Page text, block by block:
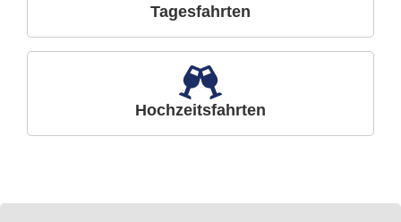
Tagesfahrten
Hochzeitsfahrten